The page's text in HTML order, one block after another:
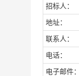
招标人：
地址：
联系人：
电话：
电子邮件：